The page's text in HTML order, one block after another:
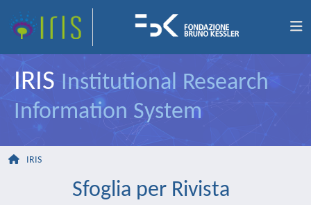
IRIS Institutional Research
Information System
IRIS
Sfoglia per Rivista